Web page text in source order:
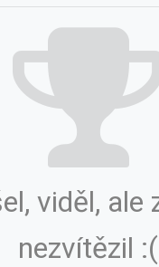
viděl, ale
nezvítězil :(